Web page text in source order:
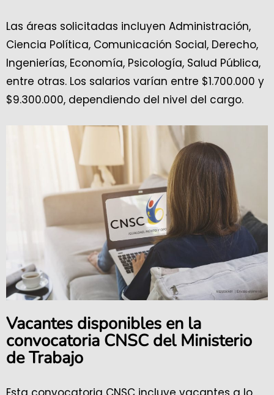
Las áreas solicitadas incluyen Administración,
Ciencia Política, Comunicación Social, Derecho,
Ingenierías, Economía, Psicología, Salud Pública,
entre otras. Los salarios varían entre $1.700.000 y
$9.300.000, dependiendo del nivel del cargo.
Vacantes disponibles en la
convocatoria CNSC del Ministerio
de Trabajo